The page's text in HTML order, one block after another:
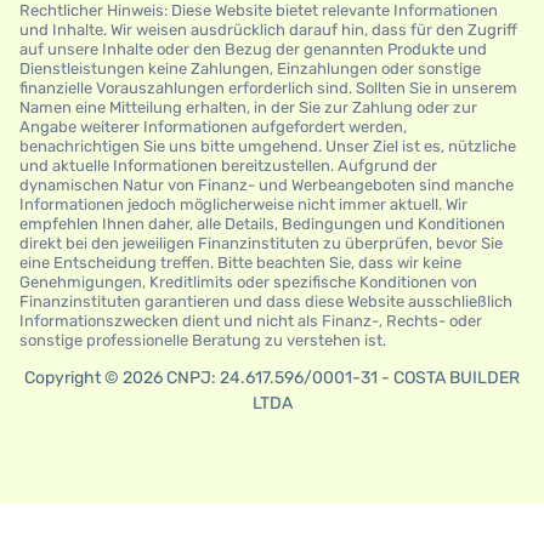
Rechtlicher Hinweis: Diese Website bietet relevante Informationen
und Inhalte. Wir weisen ausdrücklich darauf hin, dass für den Zugriff
auf unsere Inhalte oder den Bezug der genannten Produkte und
Dienstleistungen keine Zahlungen, Einzahlungen oder sonstige
finanzielle Vorauszahlungen erforderlich sind. Sollten Sie in unserem
Namen eine Mitteilung erhalten, in der Sie zur Zahlung oder zur
Angabe weiterer Informationen aufgefordert werden,
benachrichtigen Sie uns bitte umgehend. Unser Ziel ist es, nützliche
und aktuelle Informationen bereitzustellen. Aufgrund der
dynamischen Natur von Finanz- und Werbeangeboten sind manche
Informationen jedoch möglicherweise nicht immer aktuell. Wir
empfehlen Ihnen daher, alle Details, Bedingungen und Konditionen
direkt bei den jeweiligen Finanzinstituten zu überprüfen, bevor Sie
eine Entscheidung treffen. Bitte beachten Sie, dass wir keine
Genehmigungen, Kreditlimits oder spezifische Konditionen von
Finanzinstituten garantieren und dass diese Website ausschließlich
Informationszwecken dient und nicht als Finanz-, Rechts- oder
sonstige professionelle Beratung zu verstehen ist.
Copyright © 2026 CNPJ: 24.617.596/0001-31 - COSTA BUILDER
LTDA